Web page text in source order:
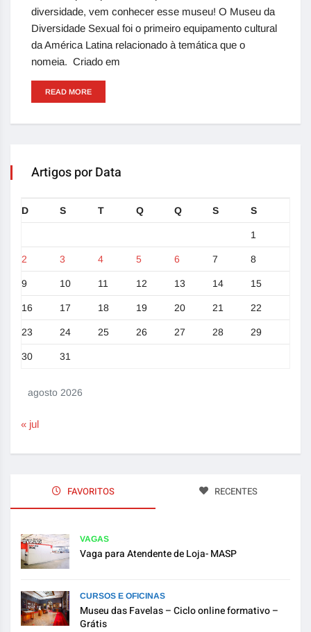
diversidade, vem conhecer esse museu! O Museu da
Diversidade Sexual foi o primeiro equipamento cultural
da América Latina relacionado à temática que o
nomeia. Criado em
READ MORE
Artigos por Data
agosto 2026
D S T Q Q S S
1
2 3 4 5 6 7 8
9 10 11 12 13 14 15
16 17 18 19 20 21 22
23 24 25 26 27 28 29
30 31
« jul
FAVORITOS RECENTES
VAGAS
Vaga para Atendente de Loja- MASP
CURSOS E OFICINAS
Museu das Favelas – Ciclo online formativo –
Grátis